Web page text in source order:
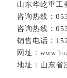
山东华屹重工
咨询热线：
咨询热线：
销售电话：
网址：
地址：山东省